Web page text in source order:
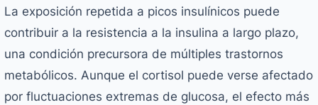
La exposición repetida a picos insulínicos puede
contribuir a la resistencia a la insulina a largo plazo,
una condición precursora de múltiples trastornos
metabólicos. Aunque el cortisol puede verse afectado
por fluctuaciones extremas de glucosa, el efecto más